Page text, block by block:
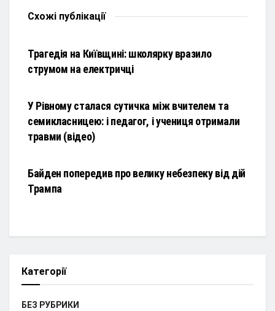
Схожі публікації
Трагедія на Київщині: школярку вразило
струмом на електричці
У Рівному сталася сутичка між вчителем та
семикласницею: і педагог, і учениця отримали
травми (відео)
Байден попередив про велику небезпеку від дій
Трампа
Категорії
БЕЗ РУБРИКИ